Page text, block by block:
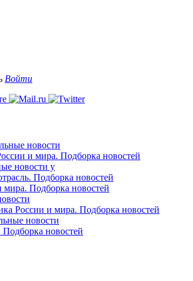
Войти
новости
и мира. Подборка новостей
новости у
Подборка новостей
мира. Подборка новостей
России и мира. Подборка новостей
новости
Подборка новостей